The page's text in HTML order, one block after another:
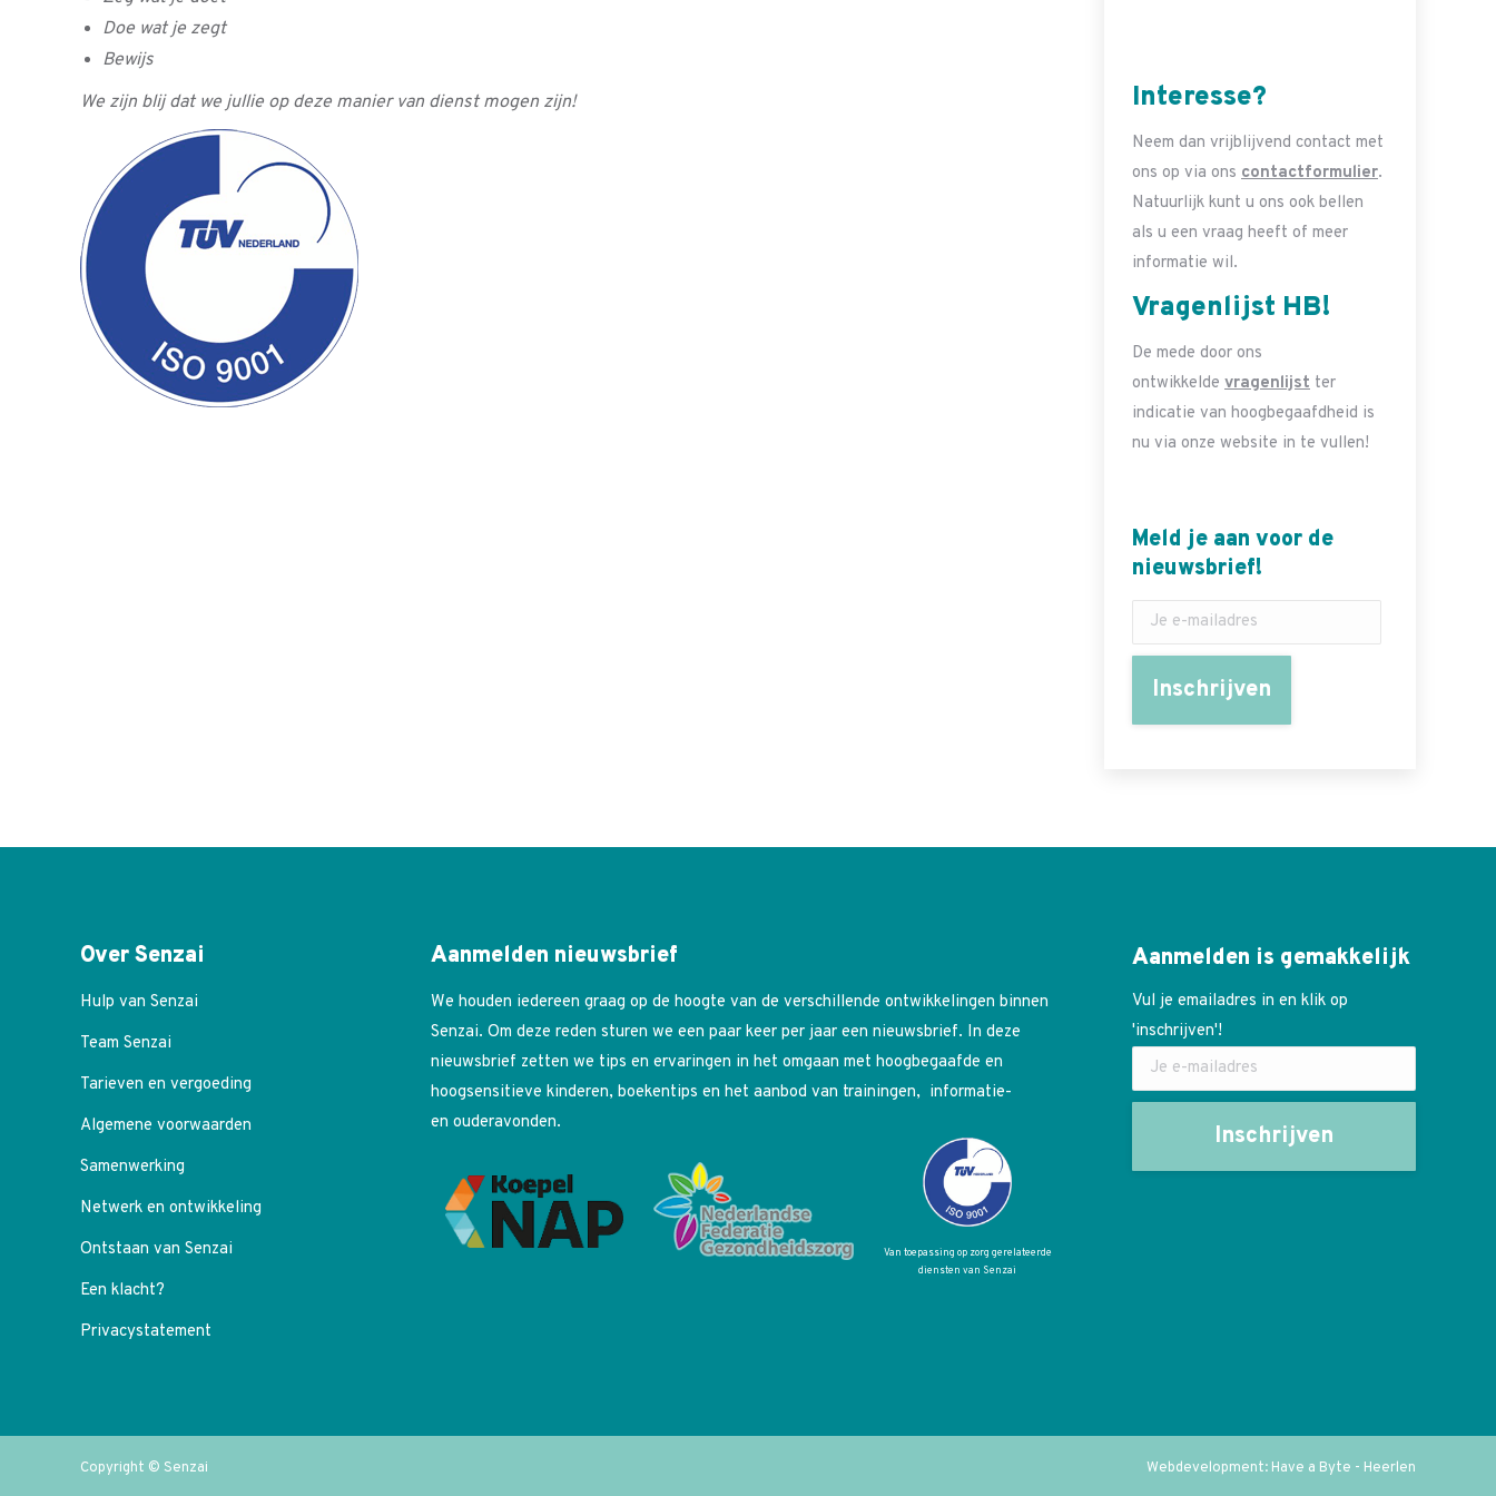
Doe wat je zegt
Bewijs
We zijn blij dat we jullie op deze manier van dienst mogen zijn!
Interesse?
Neem dan vrijblijvend contact met
ons op via ons contactformulier.
Natuurlijk kunt u ons ook bellen
als u een vraag heeft of meer
informatie wil.
Vragenlijst HB!
De mede door ons
ontwikkelde vragenlijst ter
indicatie van hoogbegaafdheid is
nu via onze website in te vullen!
Meld je aan voor de
nieuwsbrief!
Over Senzai
Hulp van Senzai
Team Senzai
Tarieven en vergoeding
Algemene voorwaarden
Samenwerking
Netwerk en ontwikkeling
Ontstaan van Senzai
Een klacht?
Privacystatement
Aanmelden nieuwsbrief
We houden iedereen graag op de hoogte van de verschillende ontwikkelingen binnen
Senzai. Om deze reden sturen we een paar keer per jaar een nieuwsbrief. In deze
nieuwsbrief zetten we tips en ervaringen in het omgaan met hoogbegaafde en
hoogsensitieve kinderen, boekentips en het aanbod van trainingen, informatie-
en ouderavonden.
Van toepassing op zorg gerelateerde
diensten van Senzai
Aanmelden is gemakkelijk
Vul je emailadres in en klik op
'inschrijven'!
Copyright © Senzai Webdevelopment: Have a Byte - Heerlen